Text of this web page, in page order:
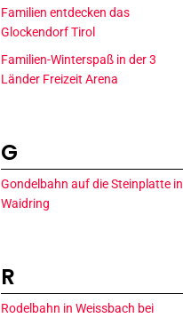
Familien entdecken das
Glockendorf Tirol
Familien-Winterspaß in der 3
Länder Freizeit Arena
G
Gondelbahn auf die Steinplatte in
Waidring
R
Rodelbahn in Weissbach bei